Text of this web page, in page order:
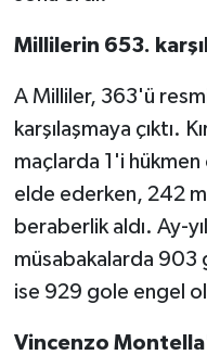
Millilerin 653.
A Milliler, 363'ü
karşılaşmaya çıktı.
maçlarda 1'i
elde ederken, 242
beraberlik aldı. Ay-
müsabakalarda 903
ise 929 gole engel
Vincenzo